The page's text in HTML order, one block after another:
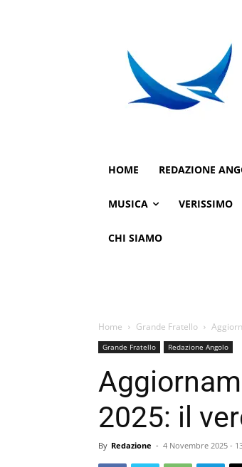
HOME REDAZIONE
MUSICA VERISSIMO
CHI SIAMO
Home Grande Fratello
Grande Fratello Redazione Angolo
2025: il
By Redazione - 4 Novembre 2025 -